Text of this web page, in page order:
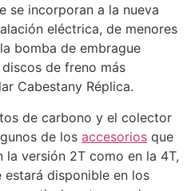
se incorporan a la nueva
eléctrica, de menores
bomba de embrague
de freno más
Cabestany Réplica.
de carbono y el colector
de los accesorios que
la versión 2T como en la 4T,
estará disponible en los